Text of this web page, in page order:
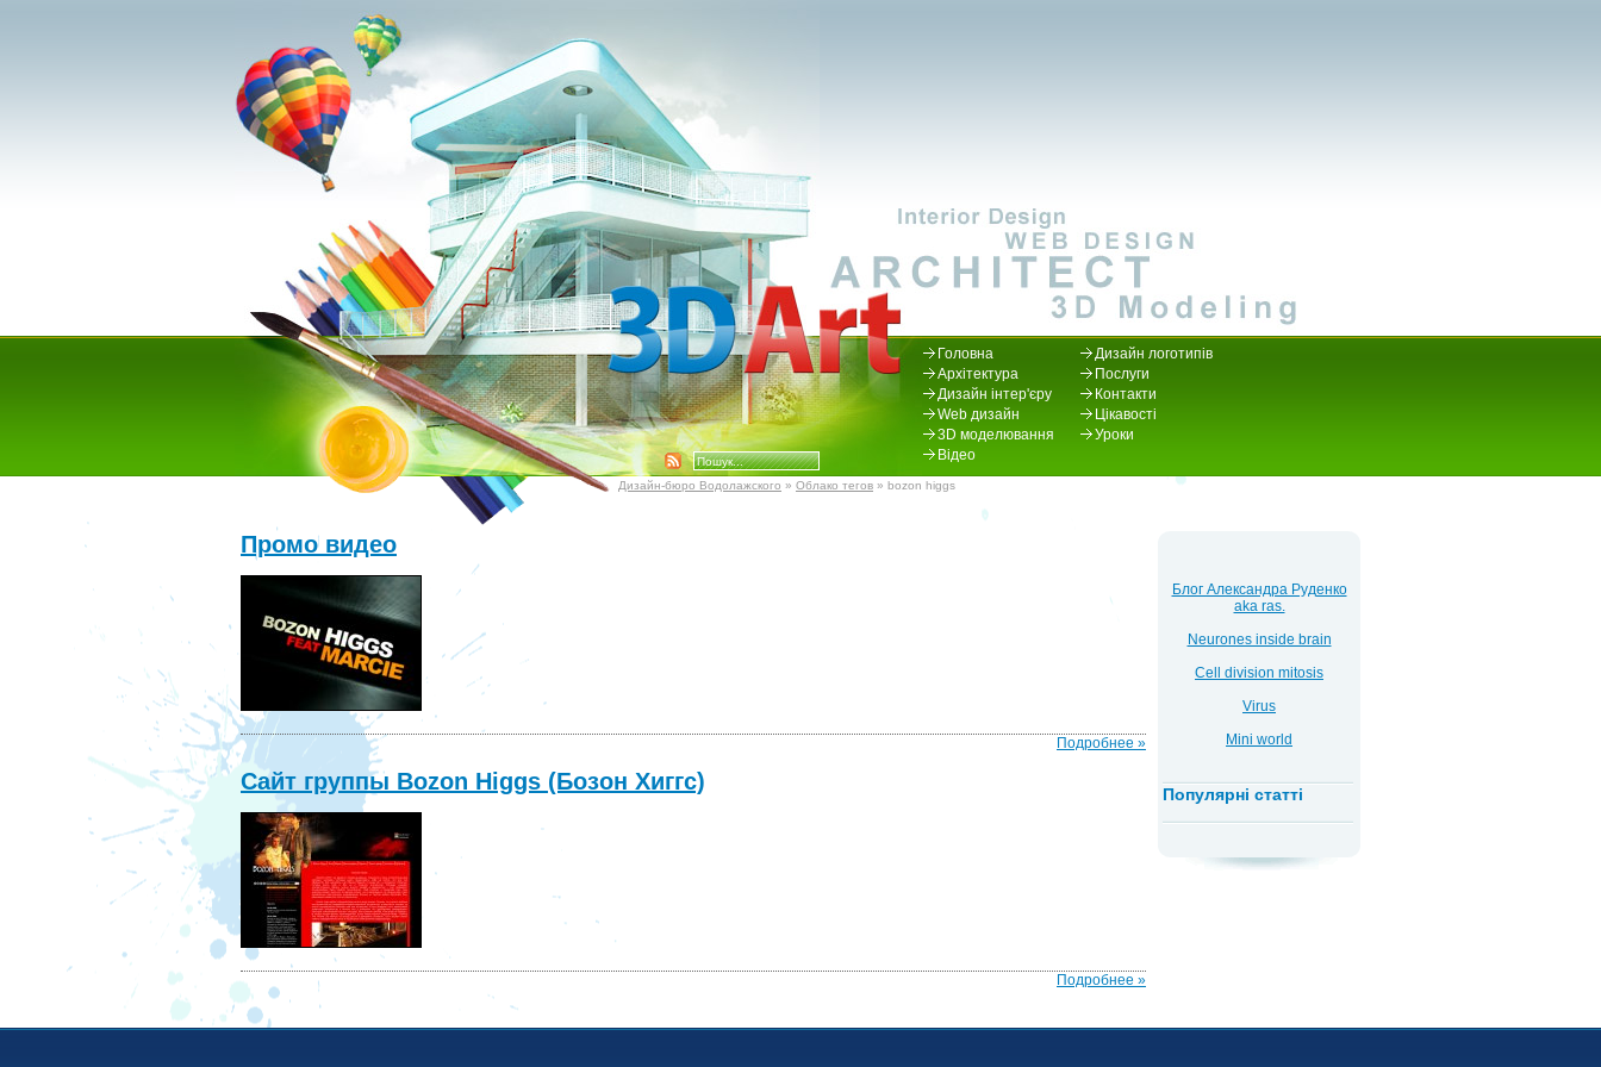
Головна
Дизайн логотипів
Архітектура
Послуги
Дизайн інтер'єру
Контакти
Web дизайн
Цікавості
3D моделювання
Уроки
Відео
Дизайн-бюро Водолажского » Облако тегов » bozon higgs
Промо видео
Подробнее »
Сайт группы Bozon Higgs (Бозон Хиггс)
Подробнее »
Блог Александра Руденко
aka ras.
Neurones inside brain
Cell division mitosis
Virus
Mini world
Популярні статті